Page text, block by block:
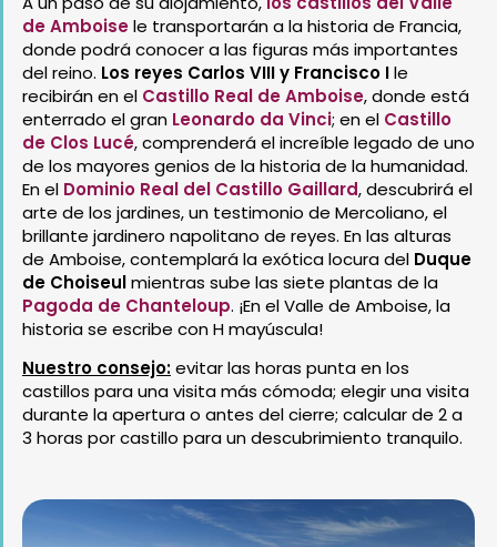
de Amboisele transportarán a la historia de Francia,
donde podrá conocer a las figuras más importantes
del reino. Los reyes Carlos VIII y Francisco Ile
recibirán en el Castillo Real de Amboise, donde está
enterrado el gran Leonardo da Vinci; en el Castillo
de Clos Lucé, comprenderá el increíble legado de uno
de los mayores genios de la historia de la humanidad.
En el Dominio Real del Castillo Gaillard, descubrirá el
arte de los jardines, un testimonio de Mercoliano, el
brillante jardinero napolitano de reyes. En las alturas
de Amboise, contemplará la exótica locura del Duque
de Choiseulmientras sube las siete plantas de la
Pagoda de Chanteloup. ¡En el Valle de Amboise, la
historia se escribe con H mayúscula!
Nuestro consejo:evitar las horas punta en los
castillos para una visita más cómoda; elegir una visita
durante la apertura o antes del cierre; calcular de 2 a
3 horas por castillo para un descubrimiento tranquilo.